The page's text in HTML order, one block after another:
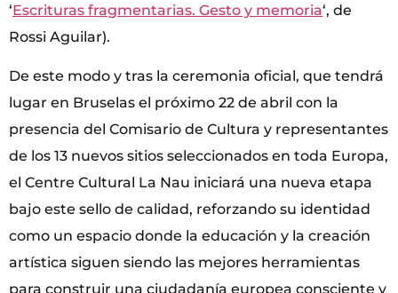
‘Escrituras fragmentarias. Gesto y memoria‘, de
Rossi Aguilar).
De este modo y tras la ceremonia oficial, que tendrá
lugar en Bruselas el próximo 22 de abril con la
presencia del Comisario de Cultura y representantes
de los 13 nuevos sitios seleccionados en toda Europa,
el Centre Cultural La Nau iniciará una nueva etapa
bajo este sello de calidad, reforzando su identidad
como un espacio donde la educación y la creación
artística siguen siendo las mejores herramientas
para construir una ciudadanía europea consciente y